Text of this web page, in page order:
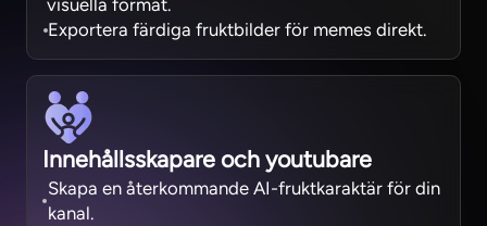
visuella format.
Exportera färdiga fruktbilder för memes direkt.
Innehållsskapare och youtubare
Skapa en återkommande AI-fruktkaraktär för din
kanal.